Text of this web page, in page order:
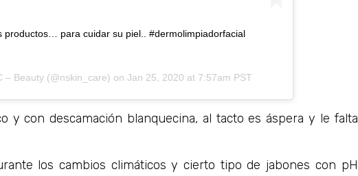
productos… para cuidar su piel.. #dermolimpiadorfacial
– Beauty (@nskin_care) on Jan 25, 2020 at 7:57am PST
y con descamación blanquecina, al tacto es áspera y le falta
los cambios climáticos y cierto tipo de jabones con pH